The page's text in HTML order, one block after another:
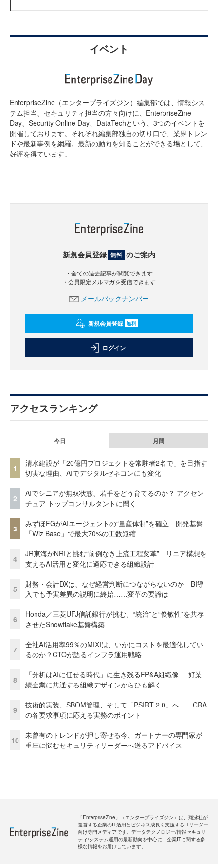
イベント
EnterpriseZine（エンタープライズジン）編集部では、情報シス
テム担当、セキュリティ担当の方々向けに、EnterpriseZine
Day、Security Online Day、DataTechという、3つのイベントを
開催しております。それぞれ編集部独自の切り口で、業界トレン
ドや最新事例を網羅。最新の動向を知ることができる場として、
好評を得ています。
新規会員登録 無料 のご案内
・全ての過去記事が閲覧できます
・会員限定メルマガを受信できます
メールバックナンバー
新規会員登録 無料
ログイン
アクセスランキング
今日 月間
1
清水建設が「20億円プロジェクトを常駐者2名で」を目指す
切実な理由、AIでデジタルゼネコンにも変化
2
AIでシニアが無双状態、若手をどう育てるのか？ アクセン
チュア トップコンサルタントに聞く
3
みずほFGがAIエージェントの“量産体制”を確立 開発基盤
「Wiz Base」で最大70%の工数短縮
4
JR東海がNRIと挑む“前例なき上流工程変革” リニア構想を
支えるAI活用と変化に適応できる組織設計
5
財務・会計DXは、なぜ経営判断につながらないのか BI導
入でも予実差異の説明に終始……変革の要諦は
6
Honda／三菱UFJ信託銀行が挑む、“統治”と“俊敏性”を共存
させたSnowflake基盤構築
7
全社AI活用率99％のMIXIは、いかにコストを最適化してい
るのか？CTOが語るインフラ運用戦略
8
「分析はAIに任せる時代」に生き残るFP&A組織像──好業
績企業に共通する組織デザインからひも解く
9
技術的実装、SBOM管理、そして「PSIRT 2.0」へ……CRA
の各要求事項に応える実務のポイント
10
未曾有のトレンドが押し寄せる今、ガートナーの専門家が
重圧に悩むセキュリティリーダーへ送るアドバイス
「EnterpriseZine」（エンタープライズジン）は、翔泳社が
運営する企業のIT活用とビジネス成長を支援するITリーダー
向け専門メディアです。データテクノロジー/情報セキュリ
ティ/システム運用の最新動向を中心に、企業ITに関する多
様な情報をお届けしています。